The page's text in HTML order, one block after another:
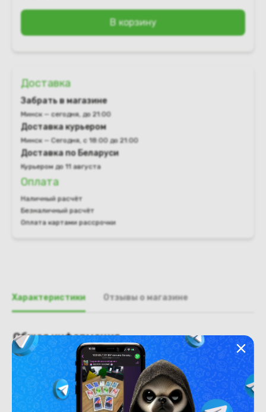
В корзину
Доставка
Забрать в магазине
Минск — сегодня, до 21:00
Доставка курьером
Минск — Сегодня, с 18:00 до 21:00
Доставка по Беларуси
Курьером до 11 августа
Оплата
Наличный расчёт
Безналичный расчёт
Оплата картами рассрочки
Характеристики Отзывы о магазине
Общая информация
Производитель
Dyson
Тип товара
Выпрямитель
Состояние